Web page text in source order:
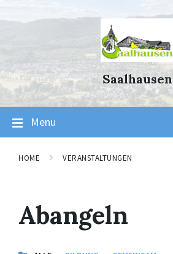
Saalhausen
Menu
HOME VERANSTALTUNGEN
Abangeln